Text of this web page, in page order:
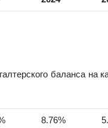
баланса на
8.76%